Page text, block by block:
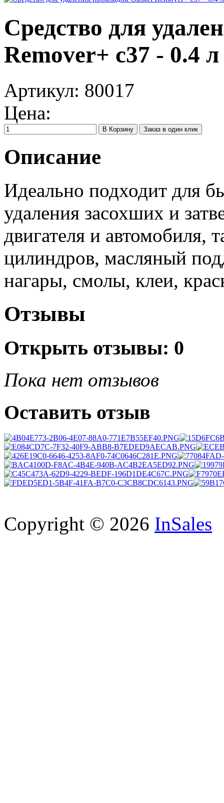
Средство для
Remover+ c37 - 0.4 л
Артикул: 80017
Цена:
Заказ в один клик
Описание
Идеально подходит для
удаления засохших и
двигателя и автомобиля,
цилиндров, масляный
нагары, смолы, клеи,
Отзывы
Открыть отзывы: 0
Пока нет отзывов
Оставить отзыв
Copyright © 2026 InSales